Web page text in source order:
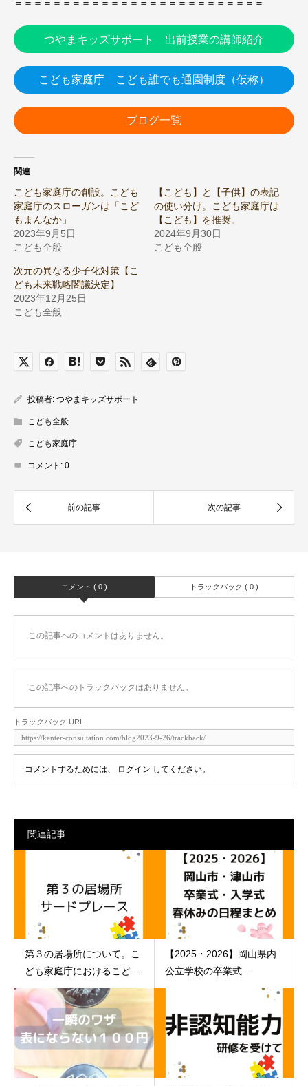
＝＝＝＝＝＝＝＝＝＝＝＝＝＝＝＝＝＝＝＝＝＝＝＝＝＝
つやまキッズサポート 出前授業の講師紹介
こども家庭庁 こども誰でも通園制度（仮称）
ブログ一覧
関連
こども家庭庁の創設。こども
家庭庁のスローガンは「こど
もまんなか」
2023年9月5日
こども全般
【こども】と【子供】の表記
の使い分け。こども家庭庁は
【こども】を推奨。
2024年9月30日
こども全般
次元の異なる少子化対策【こ
ども未来戦略閣議決定】
2023年12月25日
こども全般
投稿者: つやまキッズサポート
こども全般
こども家庭庁
コメント: 0
コメント ( 0 ) トラックバック ( 0 )
この記事へのコメントはありません。
この記事へのトラックバックはありません。
トラックバック URL
コメントするためには、 ログイン してください。
関連記事
第３の居場所について。こ
ども家庭庁におけるこど...
【2025・2026】岡山県内
公立学校の卒業式...